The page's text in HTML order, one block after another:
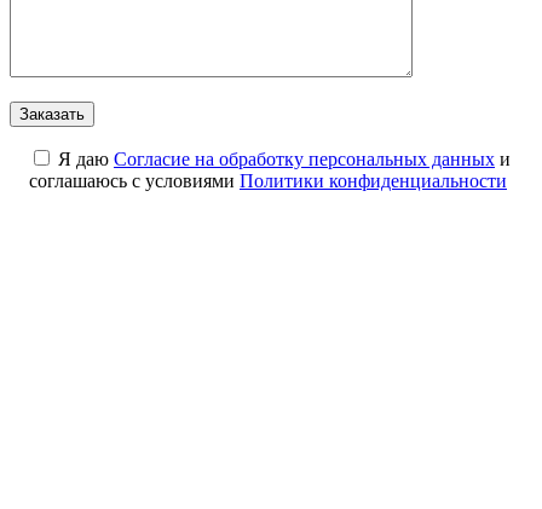
Я даю Cогласие на обработку персональных данных и
соглашаюсь с условиями Политики конфиденциальности